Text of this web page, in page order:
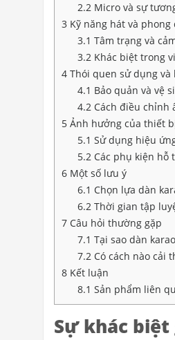
2.2Micro và sự
3 Kỹ năng hát và
3.1 Tâm trạng và
3.2Khác biệt trong
4 Thói quen sử dụng
4.1 Bảo quản và vệ
4.2Cách điều chỉnh
5 Ảnh hưởng của thiết
5.1 Sử dụng hiệu
5.2Các phụ kiện hỗ
6 Một số lưu ý
6.1 Chọn lựa dàn
6.2Thời gian tập
7 Câu hỏi thường gặp
7.1 Tại sao dàn
7.2Có cách nào cải
8 Kết luận
8.1 Sản phẩm liên
Sự khác